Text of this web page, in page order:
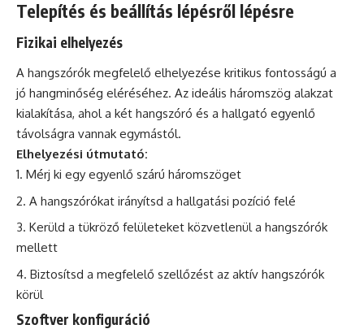
Telepítés és beállítás lépésről lépésre
Fizikai elhelyezés
A hangszórók megfelelő elhelyezése kritikus fontosságú a
jó hangminőség eléréséhez. Az ideális háromszög alakzat
kialakítása, ahol a két hangszóró és a hallgató egyenlő
távolságra vannak egymástól.
Elhelyezési útmutató:
Mérj ki egy egyenlő szárú háromszöget
A hangszórókat irányítsd a hallgatási pozíció felé
Kerüld a tükröző felületeket közvetlenül a hangszórók
mellett
Biztosítsd a megfelelő szellőzést az aktív hangszórók
körül
Szoftver konfiguráció